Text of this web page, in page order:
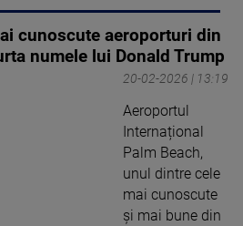
cunoscute aeroporturi din
numele lui Donald Trump
20-02-2026 | 13:19
Aeroportul
Internațional
Palm Beach,
unul dintre cele
mai cunoscute
și mai bune din